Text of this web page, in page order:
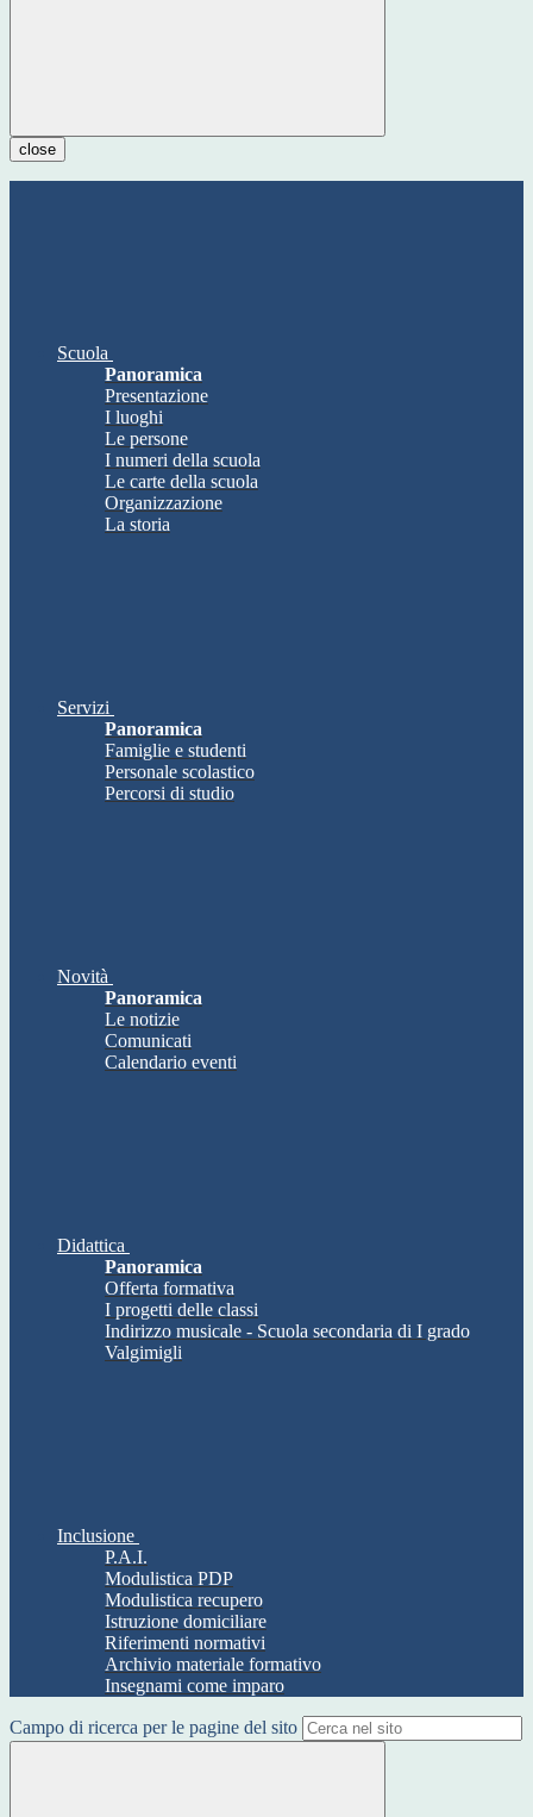
close
Scuola
Panoramica
Presentazione
I luoghi
Le persone
I numeri della scuola
Le carte della scuola
Organizzazione
La storia
Servizi
Panoramica
Famiglie e studenti
Personale scolastico
Percorsi di studio
Novità
Panoramica
Le notizie
Comunicati
Calendario eventi
Didattica
Panoramica
Offerta formativa
I progetti delle classi
Indirizzo musicale - Scuola secondaria di I grado
Valgimigli
Inclusione
P.A.I.
Modulistica PDP
Modulistica recupero
Istruzione domiciliare
Riferimenti normativi
Archivio materiale formativo
Insegnami come imparo
Campo di ricerca per le pagine del sito